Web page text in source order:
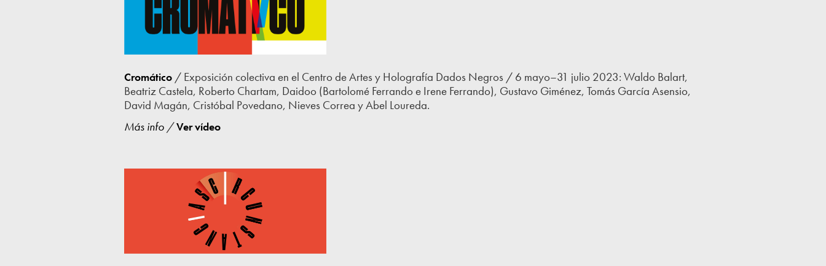
Cromático / Exposición colectiva en el Centro de Artes y Holografía Dados Negros / 6 mayo–31 julio 2023: Waldo Balart,
Beatriz Castela, Roberto Chartam, Daidoo (Bartolomé Ferrando e Irene Ferrando), Gustavo Giménez, Tomás García Asensio,
David Magán, Cristóbal Povedano, Nieves Correa y Abel Loureda.
Más info/Ver vídeo